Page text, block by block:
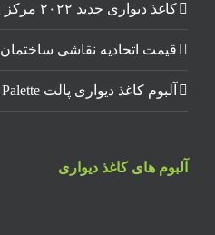
کاغذ دیواری جدید ۲۰۲۲ مرکز پخش پردیس پایتخت تهران
قیمت اتحادیه نقاشی ساختمان ۱۴۰۰
آلبوم کاغذ دیواری پالت Palette
آلبوم های کاغذ دیواری